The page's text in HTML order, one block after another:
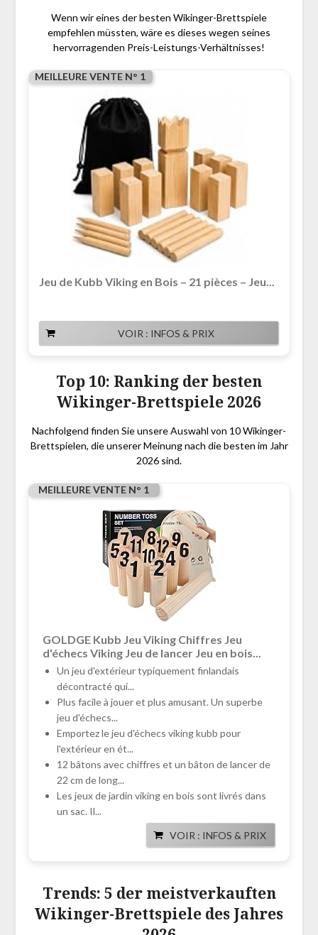
Wenn wir eines der besten Wikinger-Brettspiele
empfehlen müssten, wäre es dieses wegen seines
hervorragenden Preis-Leistungs-Verhältnisses!
MEILLEURE VENTE N° 1
Jeu de Kubb Viking en Bois – 21 pièces – Jeu...
VOIR : INFOS & PRIX
Top 10: Ranking der besten
Wikinger-Brettspiele 2026
Nachfolgend finden Sie unsere Auswahl von 10 Wikinger-
Brettspielen, die unserer Meinung nach die besten im Jahr
2026 sind.
MEILLEURE VENTE N° 1
GOLDGE Kubb Jeu Viking Chiffres Jeu
d'échecs Viking Jeu de lancer Jeu en bois...
Un jeu d'extérieur typiquement finlandais
décontracté qui...
Plus facile à jouer et plus amusant. Un superbe
jeu d'échecs...
Emportez le jeu d'échecs viking kubb pour
l'extérieur en ét...
12 bâtons avec chiffres et un bâton de lancer de
22 cm de long...
Les jeux de jardin viking en bois sont livrés dans
un sac. Il...
VOIR : INFOS & PRIX
Trends: 5 der meistverkauften
Wikinger-Brettspiele des Jahres